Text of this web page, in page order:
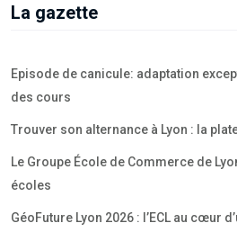
La gazette
Episode de canicule: adaptation
des cours
Trouver son alternance à Lyon : la
Le Groupe École de Commerce de
écoles
GéoFuture Lyon 2026 : l’ECL au cœur